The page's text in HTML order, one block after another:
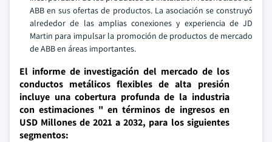
ABB en sus ofertas de productos. La asociación se construyó
alrededor de las amplias conexiones y experiencia de JD
Martin para impulsar la promoción de productos de mercado
de ABB en áreas importantes.
El informe de investigación del mercado de los
conductos metálicos flexibles de alta presión
incluye una cobertura profunda de la industria
con estimaciones " en términos de ingresos en
USD Millones de 2021 a 2032, para los siguientes
segmentos: